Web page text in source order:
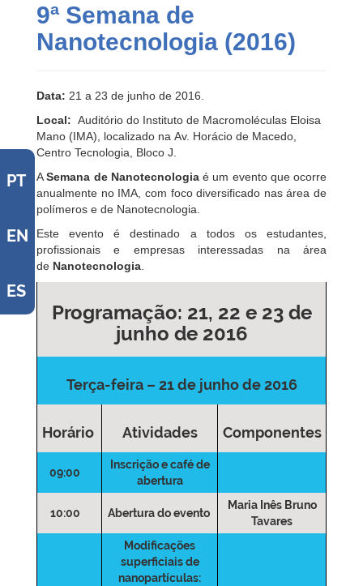
PT
EN
ES
9ª Semana de
Nanotecnologia (2016)
Data: 21 a 23 de junho de 2016.
Local: Auditório do Instituto de Macromoléculas Eloisa
Mano (IMA), localizado na Av. Horácio de Macedo,
Centro Tecnologia, Bloco J.
ASemana de Nanotecnologiaé um evento que ocorre
anualmente no IMA, com foco diversificado nas área de
polímeros e de Nanotecnologia.
Este evento é destinado a todos os estudantes,
profissionais e empresas interessadas na área
de Nanotecnologia
Programação: 21, 22 e 23 de
junho de 2016
Terça-feira – 21 de junho de 2016
Horário Atividades Componentes
09:00
Inscrição e café de
abertura
10:00 Abertura do evento
Maria Inês Bruno
Tavares
Modificações
superficiais de
nanopartículas: